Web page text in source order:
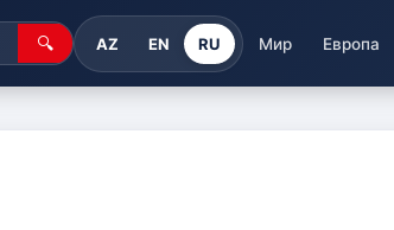
🔍 AZ EN RU Мир Европа